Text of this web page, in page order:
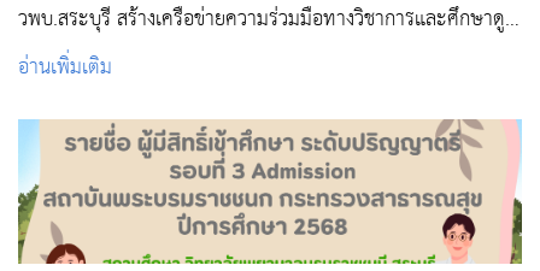
วพบ.สระบุรี สร้างเครือข่ายความร่วมมือทางวิชาการและศึกษาดู
งาน ณ โรงเรียนนายเรืออากาศนวมินทกษัตริยาธิราช
อ่านเพิ่มเติม